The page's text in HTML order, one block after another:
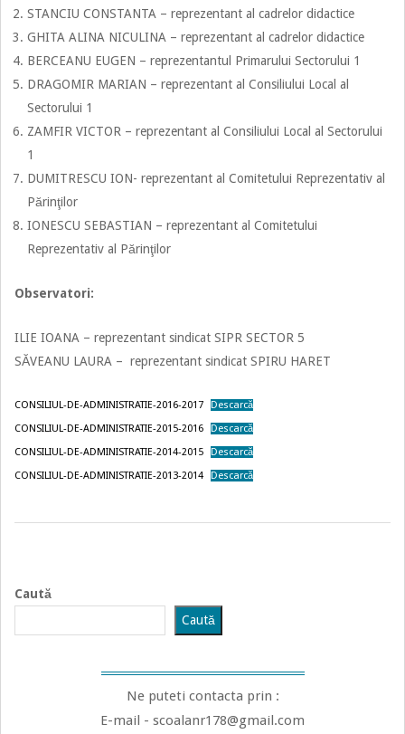
STANCIU CONSTANTA – reprezentant al cadrelor didactice
GHITA ALINA NICULINA – reprezentant al cadrelor didactice
BERCEANU EUGEN – reprezentantul Primarului Sectorului 1
DRAGOMIR MARIAN – reprezentant al Consiliului Local al
Sectorului 1
ZAMFIR VICTOR – reprezentant al Consiliului Local al Sectorului
1
DUMITRESCU ION- reprezentant al Comitetului Reprezentativ al
Părinţilor
IONESCU SEBASTIAN – reprezentant al Comitetului
Reprezentativ al Părinţilor
Observatori:
ILIE IOANA – reprezentant sindicat SIPR SECTOR 5
SĂVEANU LAURA – reprezentant sindicat SPIRU HARET
CONSILIUL-DE-ADMINISTRATIE-2016-2017
Descarcă
CONSILIUL-DE-ADMINISTRATIE-2015-2016
Descarcă
CONSILIUL-DE-ADMINISTRATIE-2014-2015
Descarcă
CONSILIUL-DE-ADMINISTRATIE-2013-2014
Descarcă
Caută
Caută
Ne puteti contacta prin :
E-mail - scoalanr178@gmail.com